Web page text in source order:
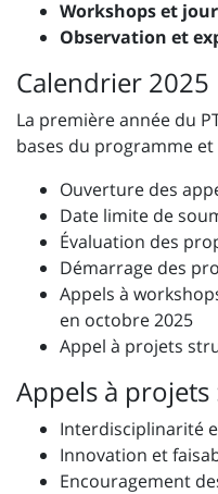
Workshops et
Observation et
Calendrier 2025
La première année du
bases du programme
Ouverture des
Date limite de
Évaluation des
Démarrage des
Appels à
en octobre 2025
Appel à projets
Appels à projets
Interdisciplinarité
Innovation et
Encouragement